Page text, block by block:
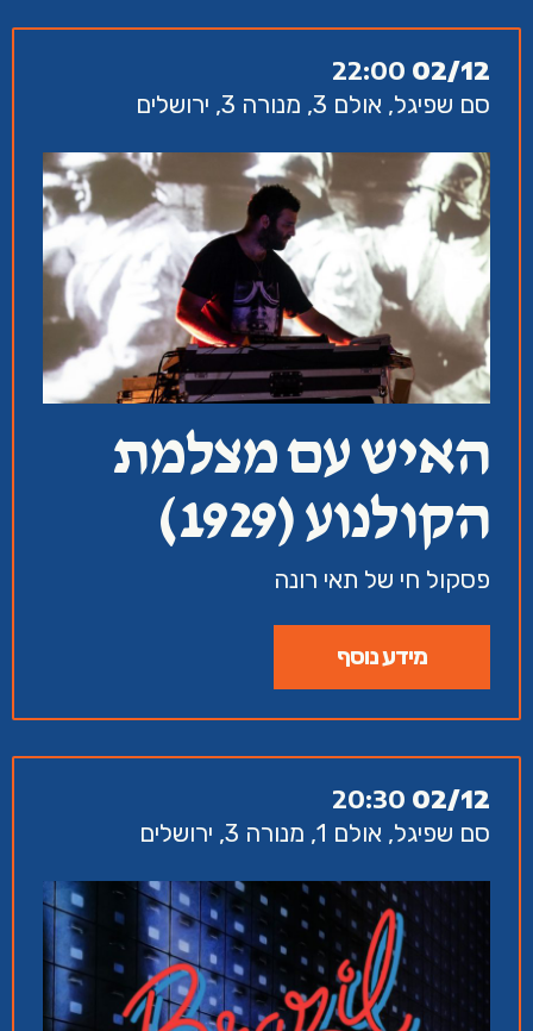
02/12
22:00
סם שפיגל, אולם 3, מנורה 3, ירושלים
האיש עם מצלמת
הקולנוע (1929)
פסקול חי של תאי רונה
מידע נוסף
02/12
20:30
סם שפיגל, אולם 1, מנורה 3, ירושלים